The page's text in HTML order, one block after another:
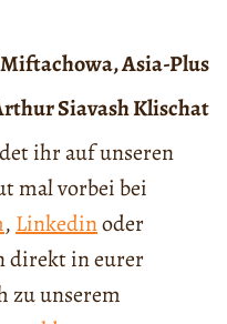
Asia-Plus
Siavash Klischat
ihr auf unseren
mal vorbei bei
, Linkedinoder
direkt in eurer
zu unserem